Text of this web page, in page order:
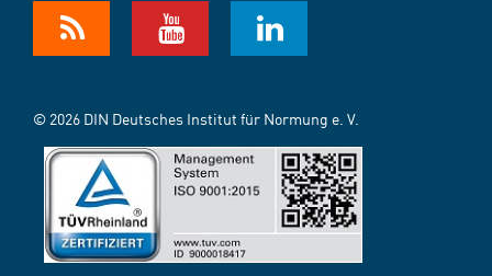
© 2026 DIN Deutsches Institut für Normung e. V.